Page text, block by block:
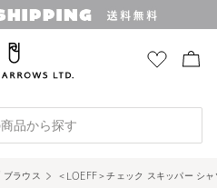
品から探す
ブラウス ＜LOEFF＞チェック スキッパー シ